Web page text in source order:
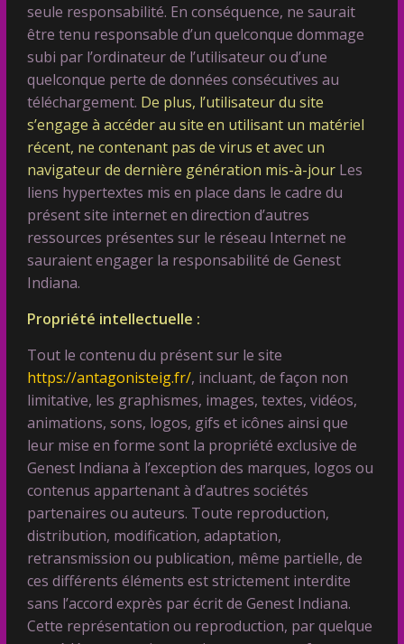
seule responsabilité. En conséquence, ne saurait
être tenu responsable d’un quelconque dommage
subi par l’ordinateur de l’utilisateur ou d’une
quelconque perte de données consécutives au
téléchargement. De plus, l’utilisateur du site
s’engage à accéder au site en utilisant un matériel
récent, ne contenant pas de virus et avec un
navigateur de dernière génération mis-à-jourLes
liens hypertextes mis en place dans le cadre du
présent site internet en direction d’autres
ressources présentes sur le réseau Internet ne
sauraient engager la responsabilité de Genest
Indiana.
Propriété intellectuelle :
Tout le contenu du présent sur le site
https://antagonisteig.fr/, incluant, de façon non
limitative, les graphismes, images, textes, vidéos,
animations, sons, logos, gifs et icônes ainsi que
leur mise en forme sont la propriété exclusive de
Genest Indiana à l’exception des marques, logos ou
contenus appartenant à d’autres sociétés
partenaires ou auteurs. Toute reproduction,
distribution, modification, adaptation,
retransmission ou publication, même partielle, de
ces différents éléments est strictement interdite
sans l’accord exprès par écrit de Genest Indiana.
Cette représentation ou reproduction, par quelque